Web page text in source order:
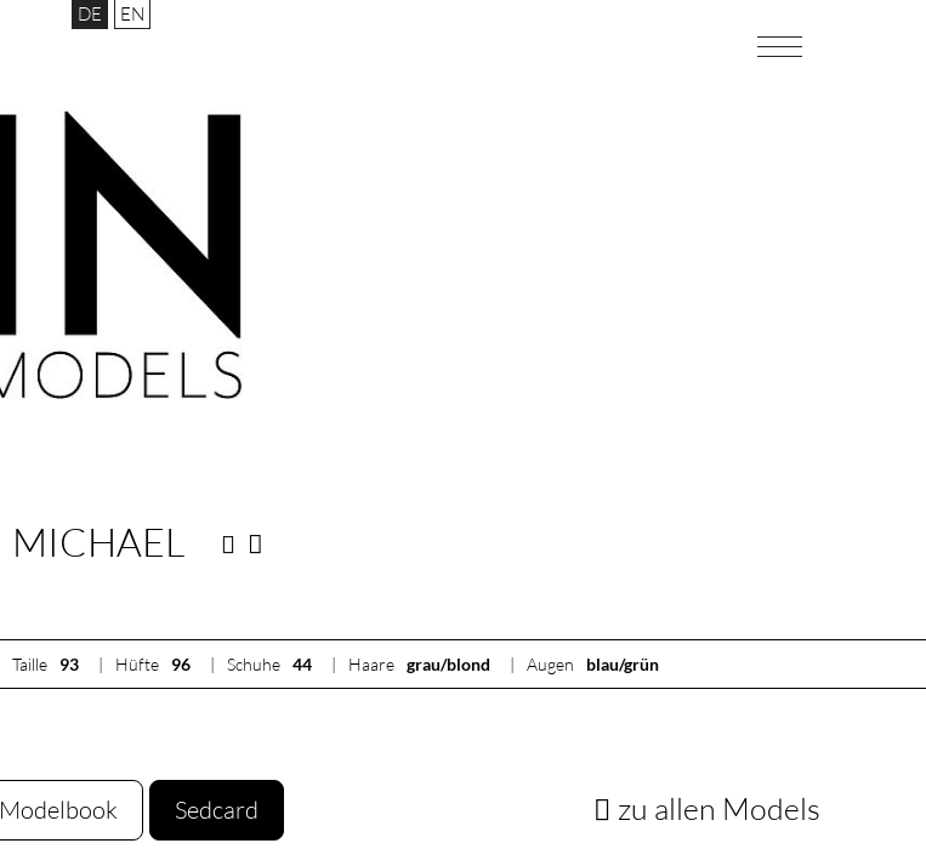
DE EN
MICHAEL
Taille 93 Hüfte 96 Schuhe 44 Haare grau/blond Augen blau/grün
zu allen Models
Modelbook Sedcard